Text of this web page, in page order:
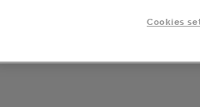
Cookies